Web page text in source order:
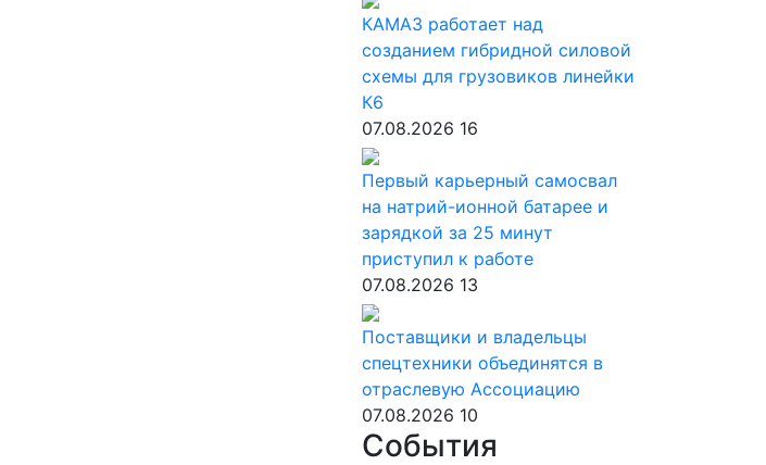
КАМАЗ работает над
созданием гибридной силовой
схемы для грузовиков линейки
К6
07.08.2026 16
Первый карьерный самосвал
на натрий-ионной батарее и
зарядкой за 25 минут
приступил к работе
07.08.2026 13
Поставщики и владельцы
спецтехники объединятся в
отраслевую Ассоциацию
07.08.2026 10
События